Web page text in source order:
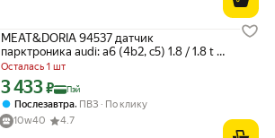
MEAT&DORIA 94537 датчик
парктроника audi: a6 (4b2, c5) 1.8 / 1.8 t /
1.8 t quattro / 1.9 tdi / 2.0 / 2.4 / 2.4 quattro
/ 2.5 tdi / 2.5
Осталась 1 шт
Цена с картой Яндекс Пэй 3433 ₽ вместо
3 433₽ Пэй
Послезавтра, ПВЗ
По клику
10w40
4.7